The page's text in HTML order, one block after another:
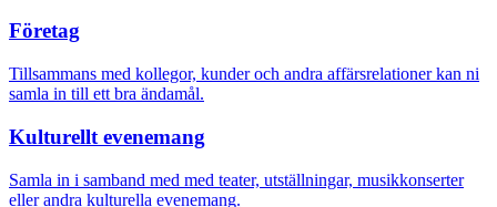
Företag
Tillsammans med kollegor, kunder och andra affärsrelationer kan ni
samla in till ett bra ändamål.
Kulturellt evenemang
Samla in i samband med med teater, utställningar, musikkonserter
eller andra kulturella evenemang.